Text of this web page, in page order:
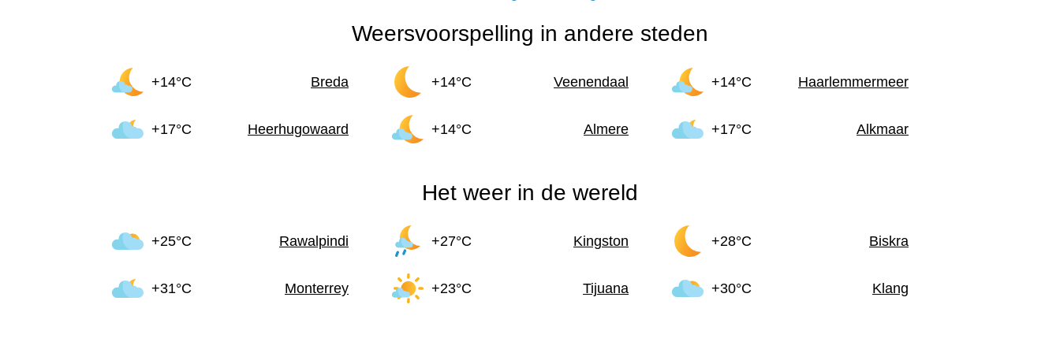
Weersvoorspelling in andere steden
+14°C Breda +14°C Veenendaal +14°C Haarlemmermeer
+17°C Heerhugowaard +14°C Almere +17°C Alkmaar
Het weer in de wereld
+25°C Rawalpindi +27°C Kingston +28°C Biskra
+31°C Monterrey +23°C Tijuana +30°C Klang